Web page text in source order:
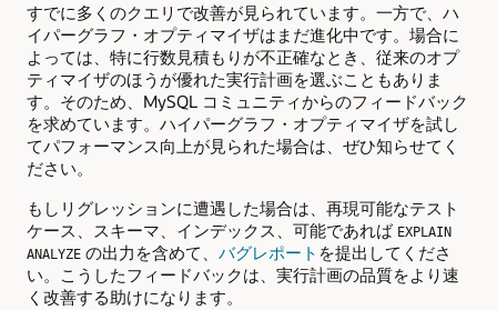
すでに多くのクエリで改善が見られています。一方で、ハ
イパーグラフ・オプティマイザはまだ進化中です。場合に
よっては、特に行数見積もりが不正確なとき、従来のオプ
ティマイザのほうが優れた実行計画を選ぶこともありま
す。そのため、MySQL コミュニティからのフィードバック
を求めています。ハイパーグラフ・オプティマイザを試し
てパフォーマンス向上が見られた場合は、ぜひ知らせてく
ださい。
もしリグレッションに遭遇した場合は、再現可能なテスト
ケース、スキーマ、インデックス、可能であれば EXPLAIN
ANALYZE の出力を含めて、 バグレポート を提出してくださ
い。こうしたフィードバックは、実行計画の品質をより速
く改善する助けになります。